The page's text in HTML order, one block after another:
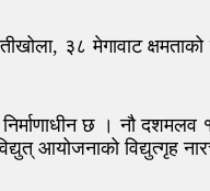
३८ मेगावाट
छ । नौ दशमलव
आयोजनाको विद्युत्गृह